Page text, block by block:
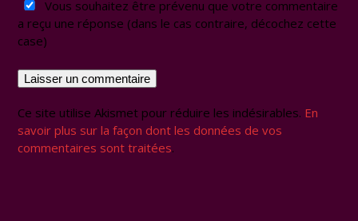
Vous souhaitez être prévenu que votre commentaire
a reçu une réponse (dans le cas contraire, décochez cette
case)
Ce site utilise Akismet pour réduire les indésirables. En
savoir plus sur la façon dont les données de vos
commentaires sont traitées.